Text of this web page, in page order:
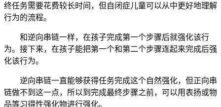
终任务需要花费较长时间，但自闭症儿童可以从中更好地理解
行为的流程。
和逆向串链一样，在孩子完成第一个步骤后就强化该行
为。接下来，在孩子能把第一个和第二个步骤连起来完成后强
化该行为。
逆向串链一直能够获得任务完成这个自然强化，但正向串
链做不到这一点，所以到完成最终步骤之前，可以用表扬或物
品等习得性强化物进行强化。